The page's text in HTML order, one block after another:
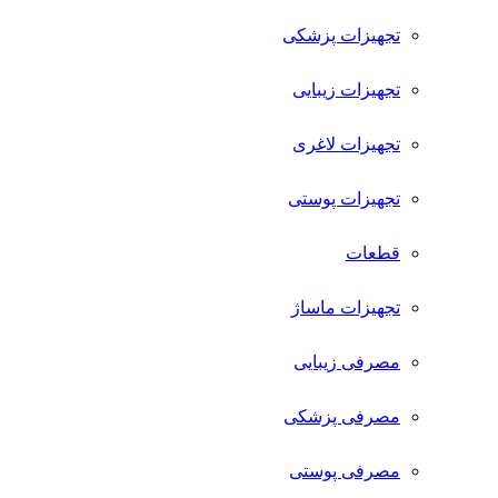
تجهیزات پزشکی
تجهیزات زیبایی
تجهیزات لاغری
تجهیزات پوستی
قطعات
تجهیزات ماساژ
مصرفی زیبایی
مصرفی پزشکی
مصرفی پوستی